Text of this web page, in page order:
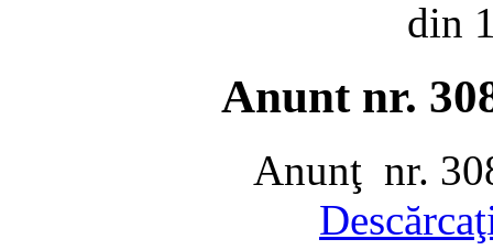
din
Anunt nr.
Anunţ nr.